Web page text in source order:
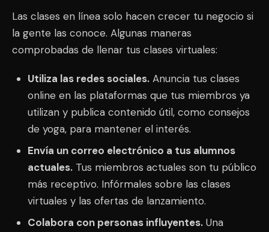
Las clases en línea solo hacen crecer tu negocio si
la gente las conoce. Algunas maneras
comprobadas de llenar tus clases virtuales:
Utiliza las redes sociales.Anuncia tus clases
online en las plataformas que tus miembros ya
utilizan y publica contenido útil, como consejos
de yoga, para mantener el interés.
Envía un correo electrónico a tus alumnos
actuales.Tus miembros actuales son tu público
más receptivo. Infórmales sobre las clases
virtuales y las ofertas de lanzamiento.
Colabora con personas influyentes.Una